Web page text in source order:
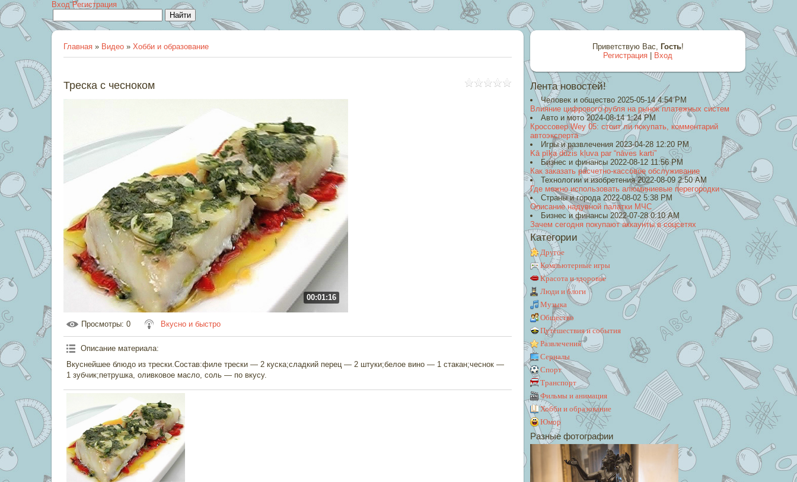
Вход Регистрация
Главная » Видео » Хобби и образование
Треска с чесноком
00:01:16
Просмотры: 0 Вкусно и быстро
Описание материала:
Вкуснейшее блюдо из трески.Состав:филе трески — 2 куска;сладкий перец — 2 штуки;белое вино — 1 стакан;чеснок —
1 зубчик;петрушка, оливковое масло, соль — по вкусу.
Приветствую Вас, Гость!
Регистрация
Вход
Лента новостей!
Человек и общество 2025-05-14 4:54 PM
Влияние цифрового рубля на рынок платежных систем
Авто и мото 2024-08-14 1:24 PM
Кроссовер Wey 05: стоит ли покупать, комментарий
автоэксперта
Игры и развлечения 2023-04-28 12:20 PM
Kā pīķa dūzis kļuva par “nāves karti”
Бизнес и финансы 2022-08-12 11:56 PM
Как заказать расчетно-кассовое обслуживание
Технологии и изобретения 2022-08-09 2:50 AM
Где можно использовать алюминиевые перегородки
Страны и города 2022-08-02 5:38 PM
Описание надувной палатки МЧС
Бизнес и финансы 2022-07-28 0:10 AM
Зачем сегодня покупают аккаунты в соцсетях
Категории
Другое
Компьютерные игры
Красота и здоровье
Люди и блоги
Музыка
Общество
Путешествия и события
Развлечения
Сериалы
Спорт
Транспорт
Фильмы и анимация
Хобби и образование
Юмор
Разные фотографии